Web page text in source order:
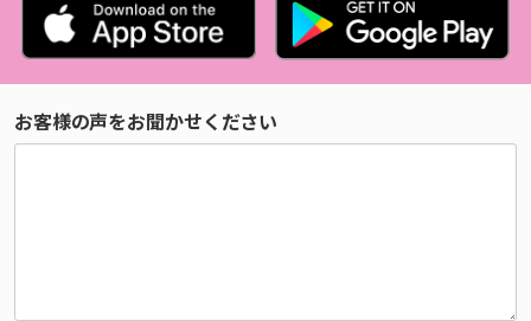
お客様の声をお聞かせください